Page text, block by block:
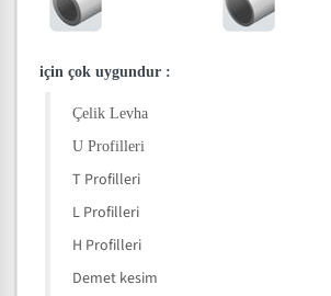
için çok uygundur :
Çelik Levha
U Profilleri
T Profilleri
L Profilleri
H Profilleri
Demet kesim